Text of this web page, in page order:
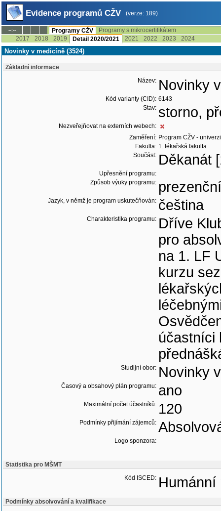
Evidence programů CŽV (verze: 189)
--:-- Programy CŽV
Programy s mikrocertifikátem
2017
2018 2019 Detail 2020/2021 2021 2022 2023 2024
Novinky v medicíně (3524)
Základní informace
Název: Novinky
Kód varianty (CID): 6143
Stav: storno,
Nezveřejňovat na externích webech:
Zaměření: Program CŽV -
Fakulta: 1. lékařská fakulta
Součást: Děkanát
Upřesnění programu:
Způsob výuky programu: prezenční
Jazyk, v němž je program uskutečňován: čeština
Charakteristika programu: Dříve
pro
na 1. LF
kurzu
účastníci
Studijní obor: Novinky
Časový a obsahový plán programu: ano
Maximální počet účastníků: 120
Podmínky přijímání zájemců:
Logo sponzora:
Statistika pro MŠMT
Kód ISCED: Humánní
Podmínky absolvování a kvalifikace